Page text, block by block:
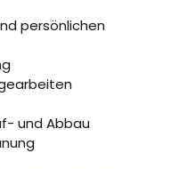
persönlichen
und Abbau